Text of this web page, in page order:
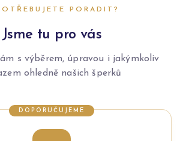
PORADIT?
Jsme tu pro vás
s výběrem, úpravou i jakýmkoliv
ohledně našich šperků
DOPORUČUJEME